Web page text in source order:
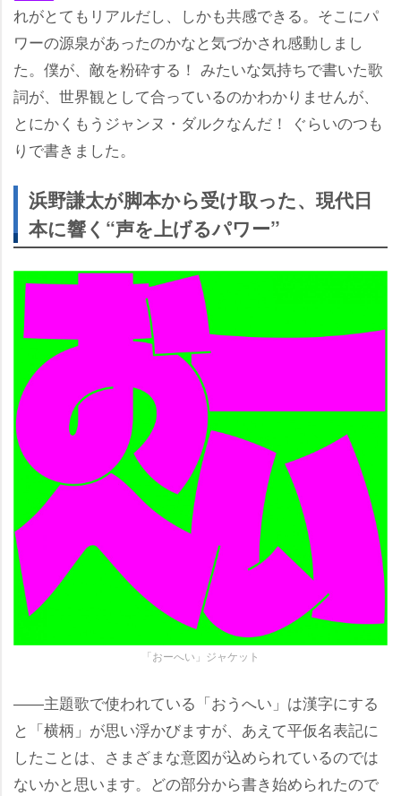
れがとてもリアルだし、しかも共感できる。そこにパ
ワーの源泉があったのかなと気づかされ感動しまし
た。僕が、敵を粉砕する！ みたいな気持ちで書いた歌
詞が、世界観として合っているのかわかりませんが、
とにかくもうジャンヌ・ダルクなんだ！ ぐらいのつも
りで書きました。
浜野謙太が脚本から受け取った、現代日
本に響く“声を上げるパワー”
「おーへい」ジャケット
――主題歌で使われている「おうへい」は漢字にする
と「横柄」が思い浮かびますが、あえて平仮名表記に
したことは、さまざまな意図が込められているのでは
ないかと思います。どの部分から書き始められたので